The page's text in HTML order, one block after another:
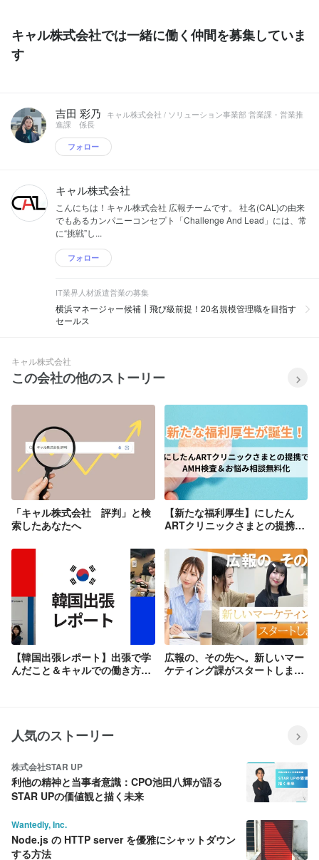
キャル株式会社では一緒に働く仲間を募集していま
す
吉田 彩乃
キャル株式会社 / ソリューション事業部 営業課・営業推
進課 係長
フォロー
キャル株式会社
こんにちは！キャル株式会社 広報チームです。 社名(CAL)の由来
でもあるカンパニーコンセプト「Challenge And Lead」には、常
に“挑戦”し...
フォロー
IT業界人材派遣営業の募集
横浜マネージャー候補┃飛び級前提！20名規模管理職を目指す
セールス
キャル株式会社
この会社の他のストーリー
「キャル株式会社 評判」と検
索したあなたへ
【新たな福利厚生】にしたん
ARTクリニックさまとの提携で
【韓国出張レポート】出張で学
んだこと＆キャルでの働き方に
広報の、その先へ。新しいマー
ケティング課がスタートしまし
人気のストーリー
株式会社STAR UP
利他の精神と当事者意識：CPO池田八輝が語る
STAR UPの価値観と描く未来
Wantedly, Inc.
Node.js の HTTP server を優雅にシャットダウン
する方法